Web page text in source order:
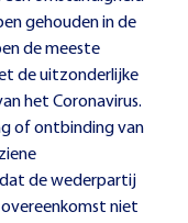
gehouden in de
de meeste
de uitzonderlijke
het Coronavirus.
of ontbinding van
de wederpartij
niet